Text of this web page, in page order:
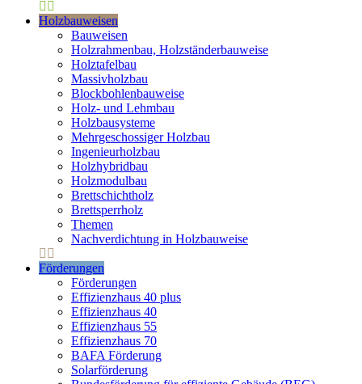
Holzbauweisen
Bauweisen
Holzrahmenbau, Holzständerbauweise
Holztafelbau
Massivholzbau
Blockbohlenbauweise
Holz- und Lehmbau
Holzbausysteme
Mehrgeschossiger Holzbau
Ingenieurholzbau
Holzhybridbau
Holzmodulbau
Brettschichtholz
Brettsperrholz
Themen
Nachverdichtung in Holzbauweise
Förderungen
Förderungen
Effizienzhaus 40 plus
Effizienzhaus 40
Effizienzhaus 55
Effizienzhaus 70
BAFA Förderung
Solarförderung